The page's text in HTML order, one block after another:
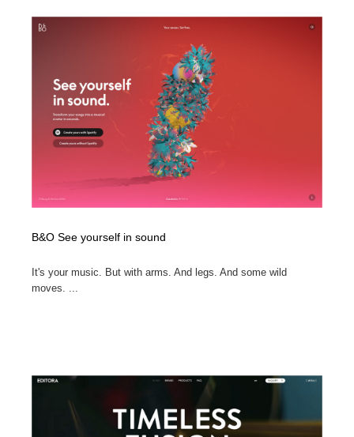
B&O See yourself in sound
It's your music. But with arms. And legs. And some wild
moves. ...